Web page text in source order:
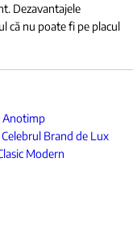
Dezavantajele
că nu poate fi pe placul
Anotimp
Brand de Lux
Modern